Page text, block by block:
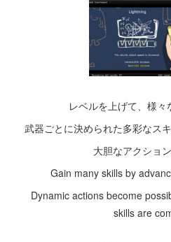
レベルを上げて、様々
武器ごとに決められた多彩なス
大胆なアクション
Gain many skills by
Dynamic actions become
skills are